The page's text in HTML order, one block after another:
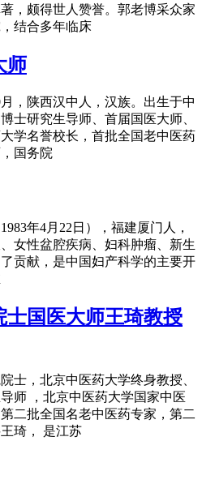
，颇得世人赞誉。郭老博采众家
结合多年临床
师
，陕西汉中人，汉族。出生于中
士研究生导师、首届国医大师、
学名誉校长，首批全国老中医药
国务院
年4月22日），福建厦门人，
女性盆腔疾病、妇科肿瘤、新生
贡献，是中国妇产科学的主要开
国医大师王琦教授
士，北京中医药大学终身教授、
师 ，北京中医药大学国家中医
二批全国名老中医药专家，第二
琦， 是江苏